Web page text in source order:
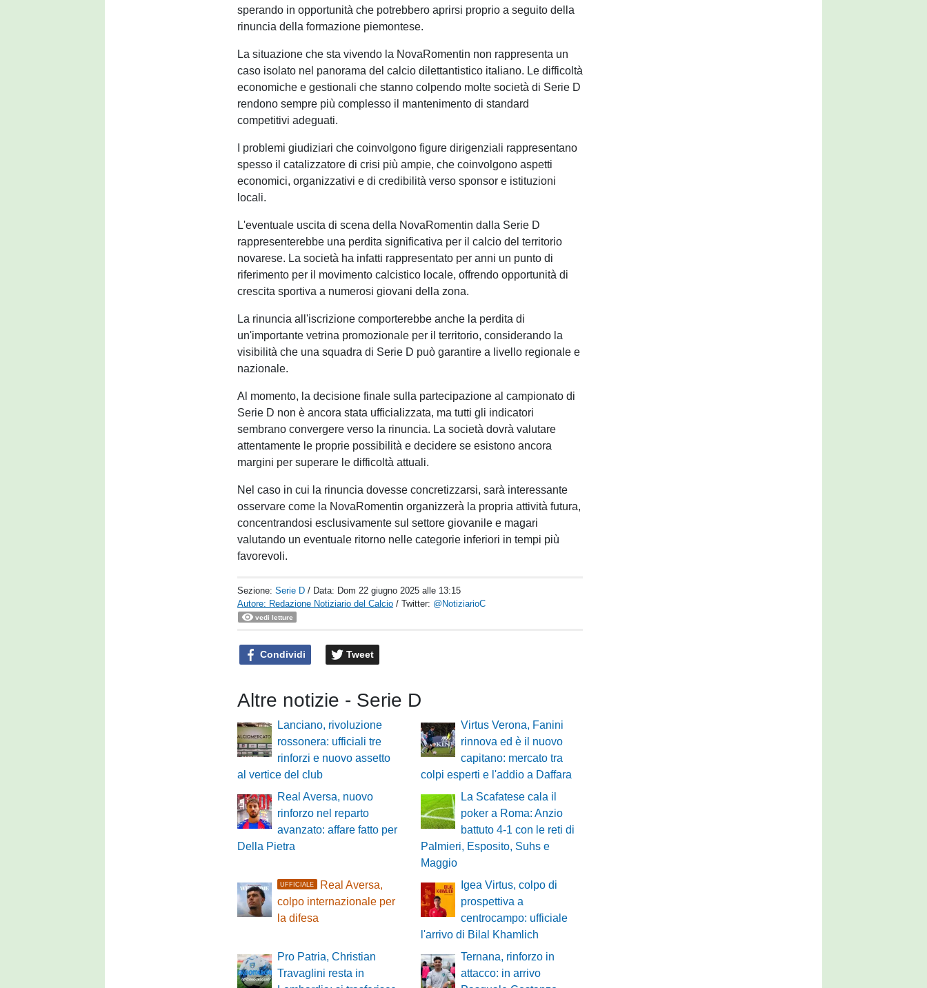
sperando in opportunità che potrebbero aprirsi proprio a seguito della
rinuncia della formazione piemontese.
La situazione che sta vivendo la NovaRomentin non rappresenta un
caso isolato nel panorama del calcio dilettantistico italiano. Le difficoltà
economiche e gestionali che stanno colpendo molte società di Serie D
rendono sempre più complesso il mantenimento di standard
competitivi adeguati.
I problemi giudiziari che coinvolgono figure dirigenziali rappresentano
spesso il catalizzatore di crisi più ampie, che coinvolgono aspetti
economici, organizzativi e di credibilità verso sponsor e istituzioni
locali.
L'eventuale uscita di scena della NovaRomentin dalla Serie D
rappresenterebbe una perdita significativa per il calcio del territorio
novarese. La società ha infatti rappresentato per anni un punto di
riferimento per il movimento calcistico locale, offrendo opportunità di
crescita sportiva a numerosi giovani della zona.
La rinuncia all'iscrizione comporterebbe anche la perdita di
un'importante vetrina promozionale per il territorio, considerando la
visibilità che una squadra di Serie D può garantire a livello regionale e
nazionale.
Al momento, la decisione finale sulla partecipazione al campionato di
Serie D non è ancora stata ufficializzata, ma tutti gli indicatori
sembrano convergere verso la rinuncia. La società dovrà valutare
attentamente le proprie possibilità e decidere se esistono ancora
margini per superare le difficoltà attuali.
Nel caso in cui la rinuncia dovesse concretizzarsi, sarà interessante
osservare come la NovaRomentin organizzerà la propria attività futura,
concentrandosi esclusivamente sul settore giovanile e magari
valutando un eventuale ritorno nelle categorie inferiori in tempi più
favorevoli.
Sezione:Serie D / Data: Dom 22 giugno 2025 alle 13:15
Autore: Redazione Notiziario del Calcio / Twitter: @NotiziarioC
vedi letture
Condividi Tweet
Altre notizie - Serie D
Lanciano, rivoluzione
rossonera: ufficiali tre
rinforzi e nuovo assetto
al vertice del club
Virtus Verona, Fanini
rinnova ed è il nuovo
capitano: mercato tra
colpi esperti e l'addio a Daffara
Real Aversa, nuovo
rinforzo nel reparto
avanzato: affare fatto per
Della Pietra
La Scafatese cala il
poker a Roma: Anzio
battuto 4-1 con le reti di
Palmieri, Esposito, Suhs e
Maggio
UFFICIALE
Real Aversa,
colpo internazionale per
la difesa
Igea Virtus, colpo di
prospettiva a
centrocampo: ufficiale
l'arrivo di Bilal Khamlich
Pro Patria, Christian
Travaglini resta in
Ternana, rinforzo in
attacco: in arrivo